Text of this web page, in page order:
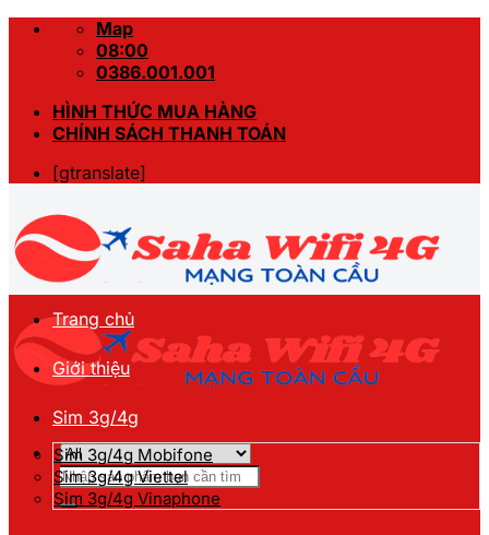
Skip
Map
08:00
0386.001.001
HÌNH THỨC MUA HÀNG
CHÍNH SÁCH THANH TOÁN
[gtranslate]
Tìm
kiếm:
Trang chủ
Giới thiệu
Sim 3g/4g
Sim 3g/4g Mobifone
Sim 3g/4g Viettel
Sim 3g/4g Vinaphone